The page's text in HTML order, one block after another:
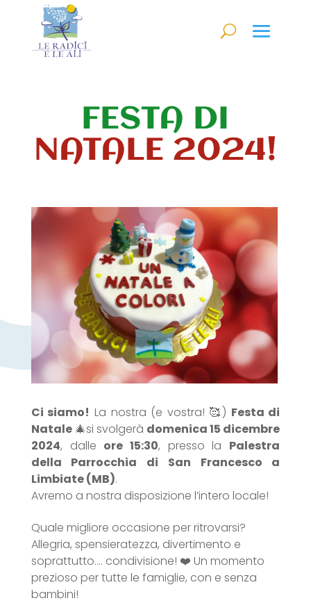
FESTA DI
NATALE 2024!
Ci siamo! La nostra (e vostra! 🥰) Festa di
Natale🎄si svolgerà domenica 15 dicembre
2024, dalle ore 15:30, presso la Palestra
della Parrocchia di San Francesco a
Limbiate (MB).
Avremo a nostra disposizione l’intero locale!
Quale migliore occasione per ritrovarsi?
Allegria, spensieratezza, divertimento e
soprattutto…. condivisione! ❤️ Un momento
prezioso per tutte le famiglie, con e senza
bambini!